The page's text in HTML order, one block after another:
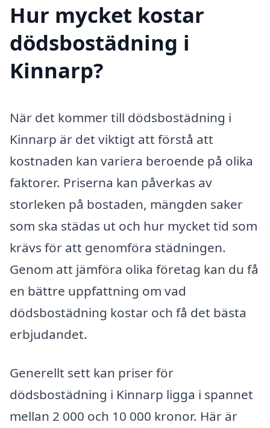
Hur mycket kostar
dödsbostädning i
Kinnarp?
När det kommer till dödsbostädning i
Kinnarp är det viktigt att förstå att
kostnaden kan variera beroende på olika
faktorer. Priserna kan påverkas av
storleken på bostaden, mängden saker
som ska städas ut och hur mycket tid som
krävs för att genomföra städningen.
Genom att jämföra olika företag kan du få
en bättre uppfattning om vad
dödsbostädning kostar och få det bästa
erbjudandet.
Generellt sett kan priser för
dödsbostädning i Kinnarp ligga i spannet
mellan 2 000 och 10 000 kronor. Här är